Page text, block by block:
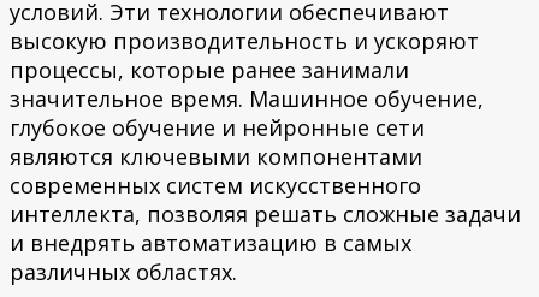
условий. Эти технологии обеспечивают
высокую производительность и ускоряют
процессы, которые ранее занимали
значительное время. Машинное обучение,
глубокое обучение и нейронные сети
являются ключевыми компонентами
современных систем искусственного
интеллекта, позволяя решать сложные задачи
и внедрять автоматизацию в самых
различных областях.